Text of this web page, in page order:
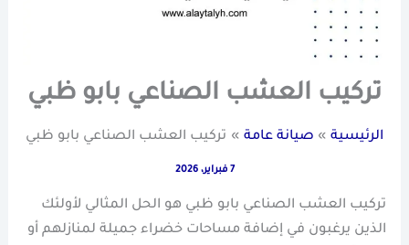
تركيب العشب الصناعي بابو ظبي
الرئيسية صيانة عامة تركيب العشب الصناعي بابو ظبي
7 فبراير، 2026
تركيب العشب الصناعي بابو ظبي هو الحل المثالي لأولئك
الذين يرغبون في إضافة مساحات خضراء جميلة لمنازلهم أو